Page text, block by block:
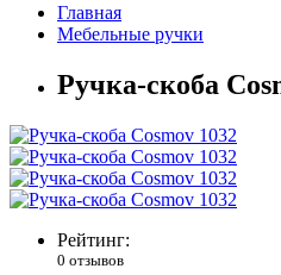
Главная
Мебельные ручки
Ручка-скоба
Рейтинг:
0 отзывов